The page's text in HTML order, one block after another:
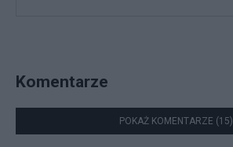
Komentarze
POKAŻ KOMENTARZE (15)